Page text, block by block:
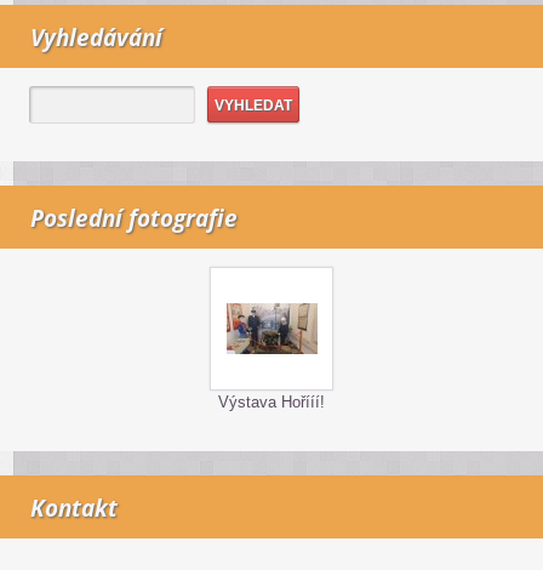
Vyhledávání
Poslední fotografie
Výstava Hořííí!
Kontakt